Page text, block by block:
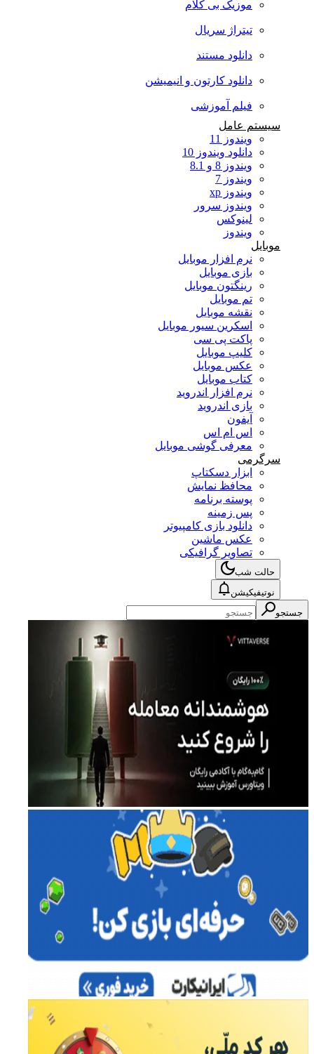
موزیک بی کلام
تیتراژ سریال
دانلود مستند
دانلود کارتون و انیمیشن
فیلم آموزشی
سیستم عامل
ویندوز 11
دانلود ویندوز 10
ویندوز 8 و 8.1
ویندوز 7
ویندوز xp
ویندوز سرور
لینوکس
ویندوز
موبایل
نرم افزار موبایل
بازی موبایل
رینگتون موبایل
تم موبایل
نقشه موبایل
اسکرین سیور موبایل
پاکت پی سی
کلیپ موبایل
عکس موبایل
کتاب موبایل
نرم افزار اندروید
بازی اندروید
آیفون
اس ام اس
معرفی گوشی موبایل
سرگرمی
ابزار دسکتاپ
محافظ نمایش
پوسته برنامه
پس زمینه
دانلود بازی کامپیوتر
عکس ماشین
تصاویر گرافیکی
حالت شب
نوتیفیکیشن
جستجو